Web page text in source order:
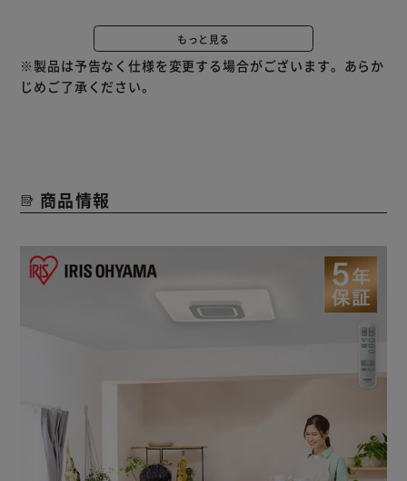
明かりに話しかけることで点灯・消灯の他、明るさや色味な
ども操作できます。
スマートスピーカー、アプリケーション、無線LAN、初期設
定マニュアル等は全て不要です。
2．シーリングライトから「ピッ」と音が鳴ったら（アンサ
てください（5秒以内）。
両手がふさがっている時、手元にリモコンが無い時に便利。
（※付属の取扱説明書をご確認ください。）
連続して操作できる：5秒以内にキーワードを話すと、連続
して複数操作ができます。
反応が早い：スマートスピーカーを介さず、直接音声を認識
するので、反応が素早くスムーズ！
【調光10段階】
もっと見る
※製品は予告なく仕様を変更する場合がございます。あらか
じめご了承ください。
商品情報